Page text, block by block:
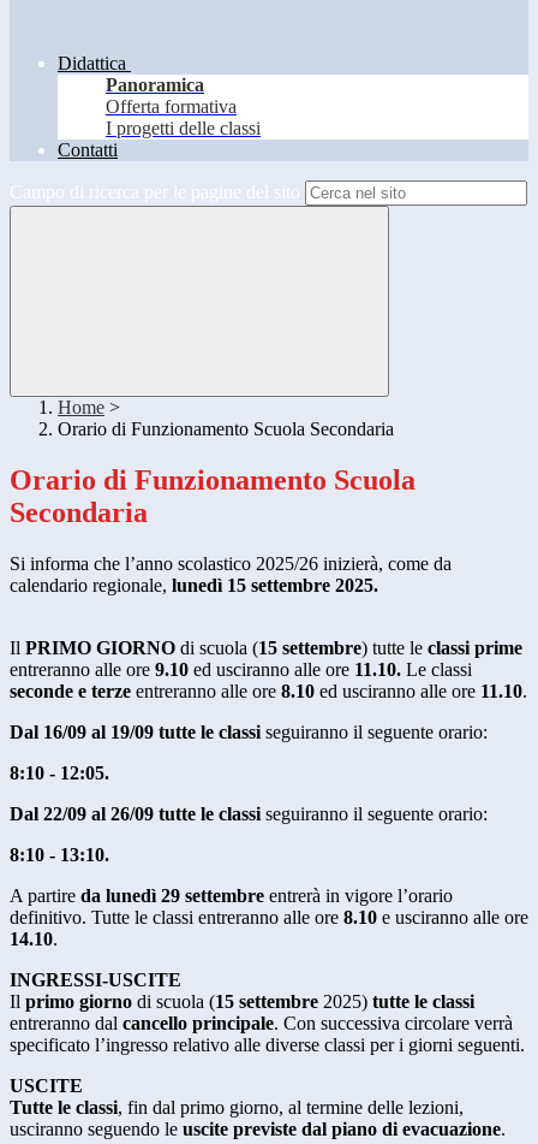
Didattica
Panoramica
Offerta formativa
I progetti delle classi
Contatti
Campo di ricerca per le pagine del sito
Home >
Orario di Funzionamento Scuola Secondaria
Orario di Funzionamento Scuola
Secondaria
Si informa che l’anno scolastico 2025/26 inizierà, come da
calendario regionale, lunedì 15 settembre 2025.
Il PRIMO GIORNO di scuola (15 settembre) tutte le classi prime
entreranno alle ore 9.10 ed usciranno alle ore 11.10. Le classi
seconde e terze entreranno alle ore 8.10 ed usciranno alle ore 11.10.
Dal 16/09 al 19/09 tutte le classi seguiranno il seguente orario:
8:10 - 12:05.
Dal 22/09 al 26/09 tutte le classi seguiranno il seguente orario:
8:10 - 13:10.
A partire da lunedì 29 settembre entrerà in vigore l’orario
definitivo. Tutte le classi entreranno alle ore 8.10 e usciranno alle ore
14.10.
INGRESSI-USCITE
Il primo giorno di scuola (15 settembre 2025) tutte le classi
entreranno dal cancello principale. Con successiva circolare verrà
specificato l’ingresso relativo alle diverse classi per i giorni seguenti.
USCITE
Tutte le classi, fin dal primo giorno, al termine delle lezioni,
usciranno seguendo le uscite previste dal piano di evacuazione.